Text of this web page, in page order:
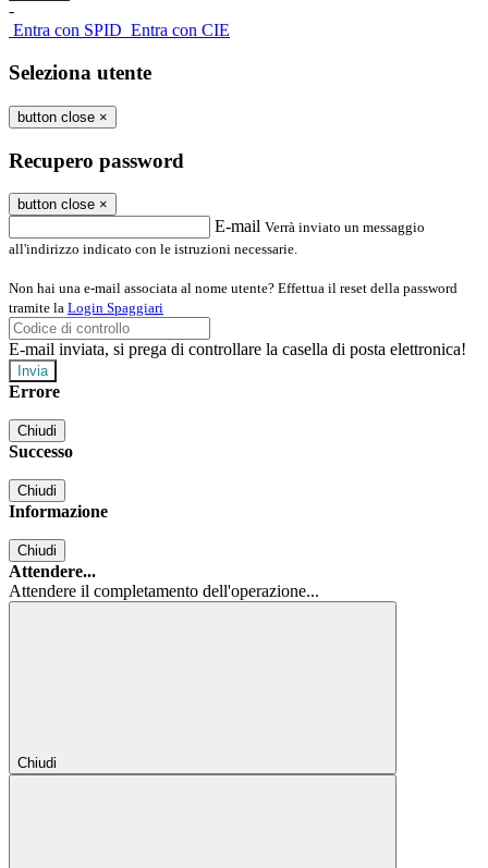
-
Entra con SPID Entra con CIE
Seleziona utente
button close ×
Recupero password
button close ×
E-mail Verrà inviato un messaggio
all'indirizzo indicato con le istruzioni necessarie.
Non hai una e-mail associata al nome utente? Effettua il reset della password
tramite la Login Spaggiari
E-mail inviata, si prega di controllare la casella di posta elettronica!
Errore
Chiudi
Successo
Chiudi
Informazione
Chiudi
Attendere...
Attendere il completamento dell'operazione...
Chiudi